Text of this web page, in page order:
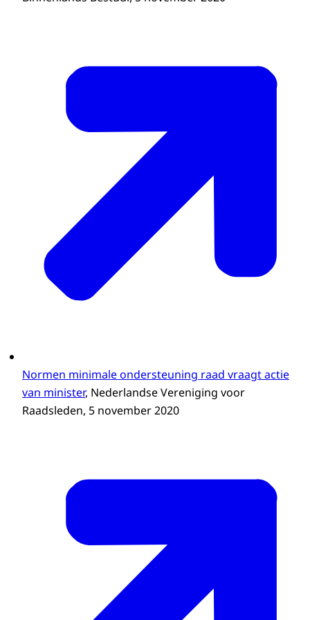
provinciale staten om in zichzelf en in de
eigen ondersteuning te investeren. Verder
zien we dat het werk van
volksvertegenwoordigers de afgelopen
jaren flink is verzwaard. Denk aan
decentralisaties in het sociale domein maar
ook aan vraagstukken van klimaat, de
Omgevingswet of energietransitie. Taken
zijn complexer en samenwerking is
ingewikkelder.
Raadslid of statenlid is lekenbestuur en
moet dat ook blijven en dus verdienen ze de
beste ondersteuning. De minister kan
De Raad adviseert dat de minister nader
onderzoek laat doen naar de omvang van
de middelen die nodig zijn om aan de
minister volgens de regels van de
Financiële-verhoudingswet moeten
kunnen bekostigen. Als uit het onderzoek
blijkt dat de eigen middelen van gemeenten
of provincies niet toereikend zijn, adviseert
de Raad dat de minister middelen daarvoor
beschikbaar stelt.
Normen minimale ondersteuning raad vraagt actie
van minister, Nederlandse Vereniging voor
Raadsleden, 5 november 2020